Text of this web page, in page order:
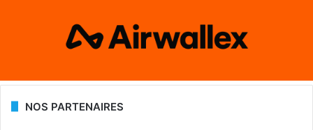
NOS PARTENAIRES